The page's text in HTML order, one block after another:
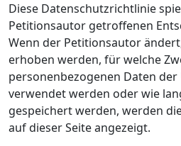
Diese Datenschutzrichtlinie
Petitionsautor getroffenen
Wenn der Petitionsautor
erhoben werden, für welche
personenbezogenen Daten
verwendet werden oder wie
gespeichert werden, werden
auf dieser Seite angezeigt.